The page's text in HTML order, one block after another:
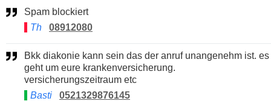
Spam blockiert
Th
08912080
Bkk diakonie kann sein das der anruf unangenehm ist. es
geht um eure krankenversicherung.
versicherungszeitraum etc
Basti
0521329876145